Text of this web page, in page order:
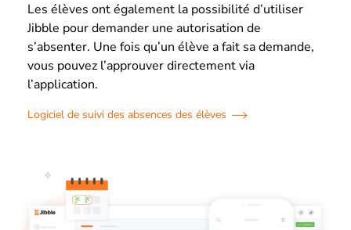
Les élèves ont également la possibilité d’utiliser
Jibble pour demander une autorisation de
s’absenter. Une fois qu’un élève a fait sa demande,
vous pouvez l’approuver directement via
l’application.
Logiciel de suivi des absences des élèves